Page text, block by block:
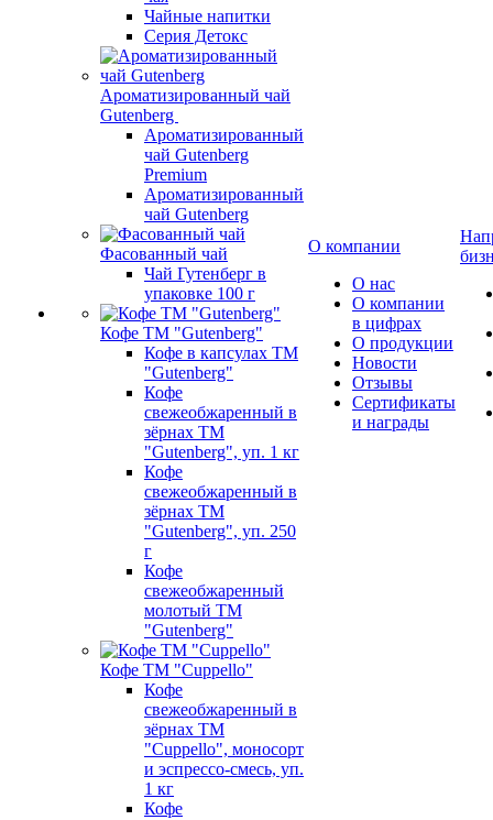
Чайные напитки
Серия Детокс
Ароматизированный чай
Gutenberg
Ароматизированный
чай Gutenberg
Premium
Ароматизированный
чай Gutenberg
Фасованный чай
Чай Гутенберг в
упаковке 100 г
Кофе ТМ "Gutenberg"
Кофе в капсулах ТМ
"Gutenberg"
Кофе
свежеобжаренный в
зёрнах ТМ
"Gutenberg", уп. 1 кг
Кофе
свежеобжаренный в
зёрнах ТМ
"Gutenberg", уп. 250
г
Кофе
свежеобжаренный
молотый ТМ
"Gutenberg"
Кофе ТМ "Cuppello"
Кофе
свежеобжаренный в
зёрнах ТМ
"Cuppello", моносорт
и эспрессо-смесь, уп.
1 кг
Кофе
О компании
О нас
О компании
в цифрах
О продукции
Новости
Отзывы
Сертификаты
и награды